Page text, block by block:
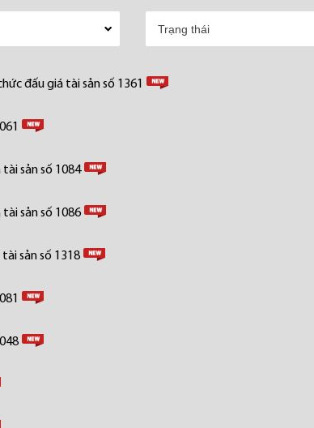
đấu giá tài sản số 1361
sản số 1084
sản số 1086
sản số 1318